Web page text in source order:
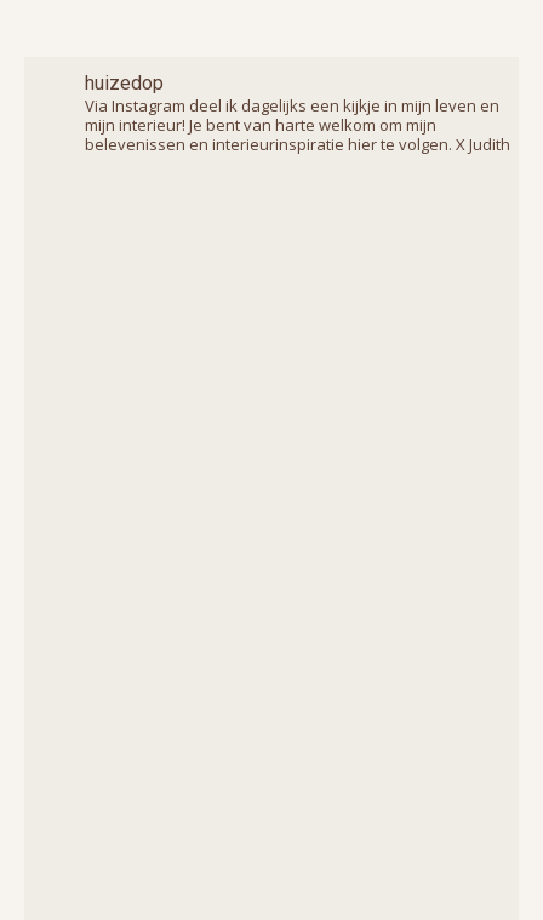
huizedop
Via Instagram deel ik dagelijks een kijkje in mijn leven en
mijn interieur! Je bent van harte welkom om mijn
belevenissen en interieurinspiratie hier te volgen. X Judith